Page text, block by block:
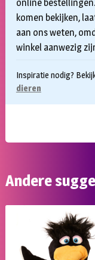
online
komen bekijken,
aan ons weten,
winkel aanwezig
Inspiratie nodig?
dieren
Andere